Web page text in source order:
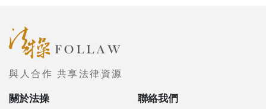
與人合作 共享法律資源
關於法操 聯絡我們